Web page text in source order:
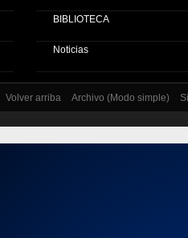
BIBLIOTECA
Noticias
Volver arriba Archivo (Modo simple)